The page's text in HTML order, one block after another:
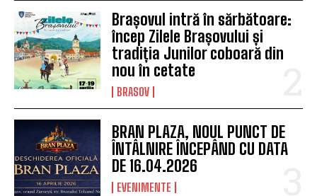
Brașovul intră în sărbătoare:
încep Zilele Brașovului și
tradiția Junilor coboară din
nou în cetate
BRASOV
BRAN PLAZA, NOUL PUNCT DE
ÎNTÂLNIRE ÎNCEPÂND CU DATA
DE 16.04.2026
EVENIMENTE